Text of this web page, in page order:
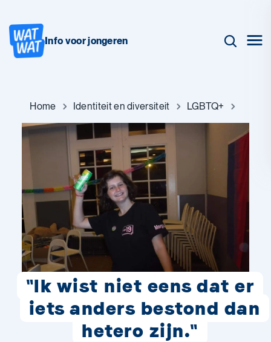
Info voor jongeren
Home Identiteit en diversiteit LGBTQ+
"Ik wist niet eens dat er
iets anders bestond dan
hetero zijn."